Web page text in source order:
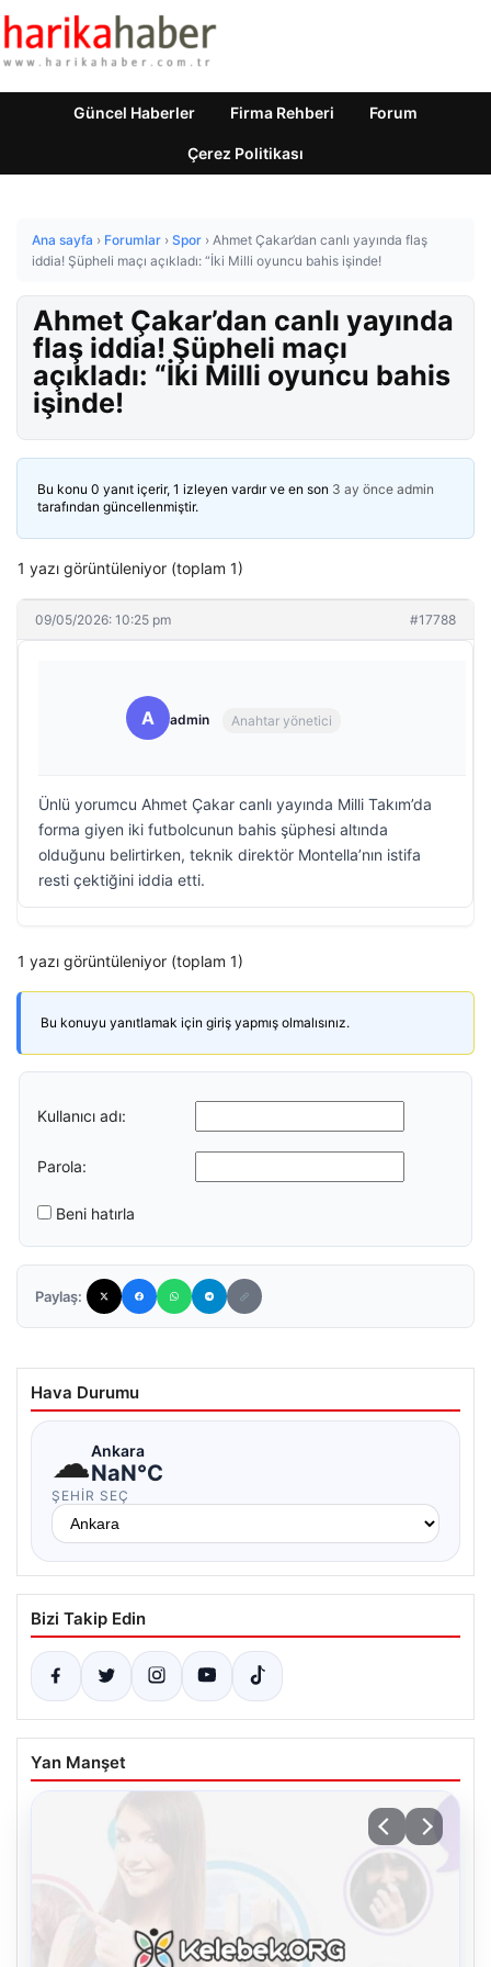
Güncel Haberler Firma Rehberi Forum
Çerez Politikası
Ana sayfa › Forumlar › Spor › Ahmet Çakar’dan canlı yayında flaş
iddia! Şüpheli maçı açıkladı: “İki Milli oyuncu bahis işinde!
Ahmet Çakar’dan canlı yayında
flaş iddia! Şüpheli maçı
açıkladı: “İki Milli oyuncu bahis
işinde!
Bu konu 0 yanıt içerir, 1 izleyen vardır ve en son 3 ay önce admin
tarafından güncellenmiştir.
1 yazı görüntüleniyor (toplam 1)
09/05/2026: 10:25 pm #17788
A admin Anahtar yönetici
Ünlü yorumcu Ahmet Çakar canlı yayında Milli Takım’da
forma giyen iki futbolcunun bahis şüphesi altında
olduğunu belirtirken, teknik direktör Montella’nın istifa
resti çektiğini iddia etti.
1 yazı görüntüleniyor (toplam 1)
Bu konuyu yanıtlamak için giriş yapmış olmalısınız.
Kullanıcı adı:
Parola:
Beni hatırla
Paylaş:
Hava Durumu
☁Ankara
NaN°C
ŞEHIR SEÇ
Bizi Takip Edin
Yan Manşet